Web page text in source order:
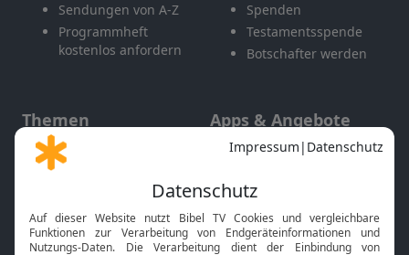
Sendungen von A-Z
Programmheft
kostenlos anfordern
Spenden
Testamentsspende
Botschafter werden
Themen
Gott und Bibel erklärt
Neuigkeiten
Apps & Angebote
Mobile App
Smart TV
HbbTV